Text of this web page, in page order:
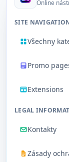
Online
SITE
Všechny
Promo
Extensions
LEGAL
Kontakty
Zásady